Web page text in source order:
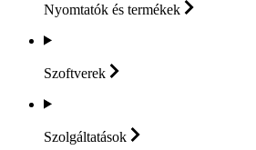
Nyomtatók és termékek
Szoftverek
Szolgáltatások